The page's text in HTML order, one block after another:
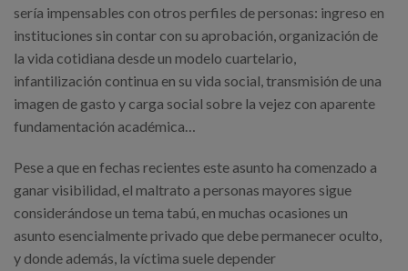
sería impensables con otros perfiles de personas: ingreso en
instituciones sin contar con su aprobación, organización de
la vida cotidiana desde un modelo cuartelario,
infantilización continua en su vida social, transmisión de una
imagen de gasto y carga social sobre la vejez con aparente
fundamentación académica…
Pese a que en fechas recientes este asunto ha comenzado a
ganar visibilidad, el maltrato a personas mayores sigue
considerándose un tema tabú, en muchas ocasiones un
asunto esencialmente privado que debe permanecer oculto,
y donde además, la víctima suele depender